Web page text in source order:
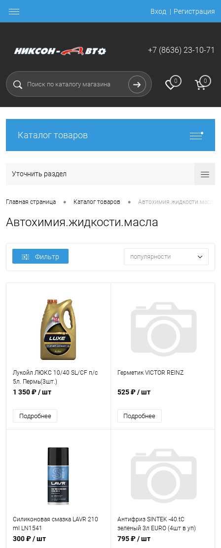
Вход Регистрация
+7 (8636) 23-10-71
0 0
Каталог товаров
Уточнить раздел
Главная страница • Каталог товаров • Автохимия.жидкости.масла
Автохимия.жидкости.масла
Фильтр популярности
Лукойл ЛЮКС 10/40 SL/CF п/с
5л. Пермь(3шт.)
1 350 ₽/ шт
Подробнее
Герметик VICTOR REINZ
525 ₽/ шт
Подробнее
Силиконовая смазка LAVR 210
ml LN1541
300 ₽/ шт
Антифриз SINTEK -40.tC
зеленый 3л EURO (4шт в уп)
795 ₽/ шт